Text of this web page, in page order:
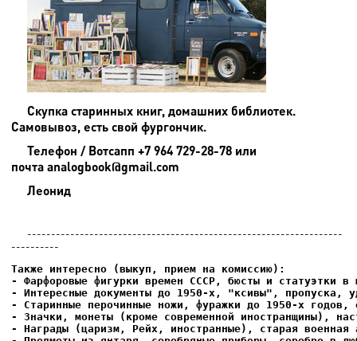
Скупка старинных книг, домашних библиотек.
Самовывоз, есть свой фургончик.
Телефон / Вотсапп +7 964 729-28-78 или
почта analogbook@gmail.com
Леонид
------------------------------------------------------------------
----------
- Фарфоровые фигурки времен СССР, бюсты и статуэтки в
- Интересные документы до 1950-х, "ксивы", пропуска,